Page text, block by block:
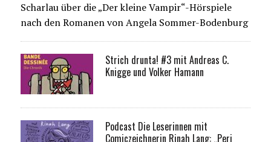
Scharlau über die „Der kleine Vampir“-Hörspiele
nach den Romanen von Angela Sommer-Bodenburg
Strich drunta! #3 mit Andreas C.
Knigge und Volker Hamann
Podcast Die Leserinnen mit
Comiczeichnerin Rinah Lang: „Peri